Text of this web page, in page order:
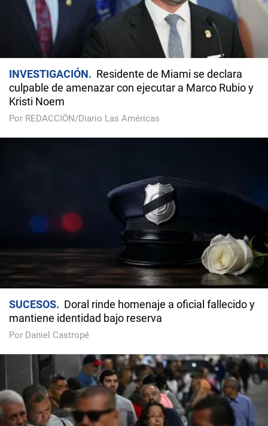
INVESTIGACIÓN
Residente de Miami se declara
culpable de amenazar con ejecutar a Marco Rubio y
Kristi Noem
Por REDACCIÓN/Diario Las Américas
SUCESOS
Doral rinde homenaje a oficial fallecido y
mantiene identidad bajo reserva
Por Daniel Castropé